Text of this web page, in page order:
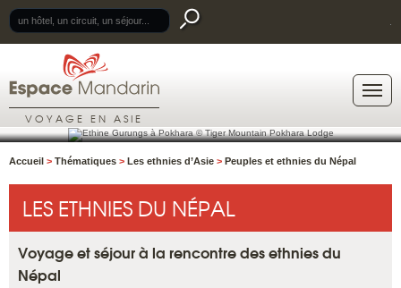
VOYAGE EN ASIE
Accueil > Thématiques > Les ethnies d’Asie > Peuples et ethnies du Népal
LES ETHNIES DU NÉPAL
Voyage et séjour à la rencontre des ethnies du
Népal